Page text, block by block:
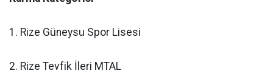
1. Rize Güneysu Spor Lisesi
2. Rize Tevfik İleri MTAL